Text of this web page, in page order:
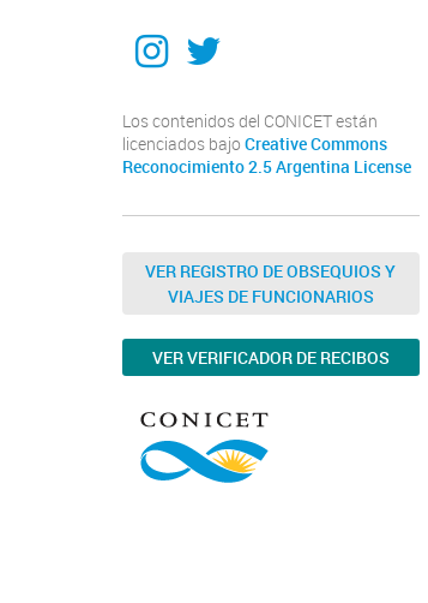
Instagram
Twitter
Los contenidos del CONICET están
licenciados bajo Creative Commons
Reconocimiento 2.5 Argentina License
VER REGISTRO DE OBSEQUIOS Y
VIAJES DE FUNCIONARIOS
VER VERIFICADOR DE RECIBOS